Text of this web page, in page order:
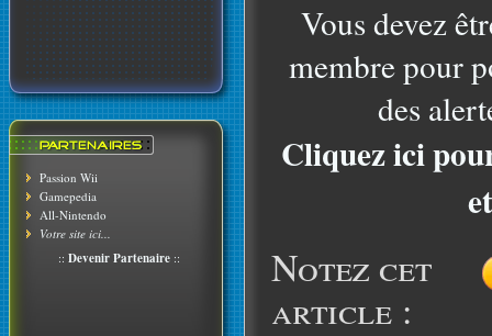
Passion Wii
Gamepedia
All-Nintendo
Votre site ici...
:: Devenir Partenaire ::
Vous devez
membre pour
des
Cliquez ici
Notez cet
article :